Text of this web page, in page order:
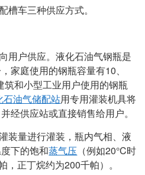
槽车三种供应方式。
用户供应。液化石油气钢瓶是
家庭使用的钢瓶容量有10、
和小型工业用户使用的钢瓶
石油气储配站用专用灌装机具将
经供应站或直接销售给用户。
装量进行灌装，瓶内气相、液
下的饱和蒸气压 （例如20°C时
，正丁烷约为200千帕）。